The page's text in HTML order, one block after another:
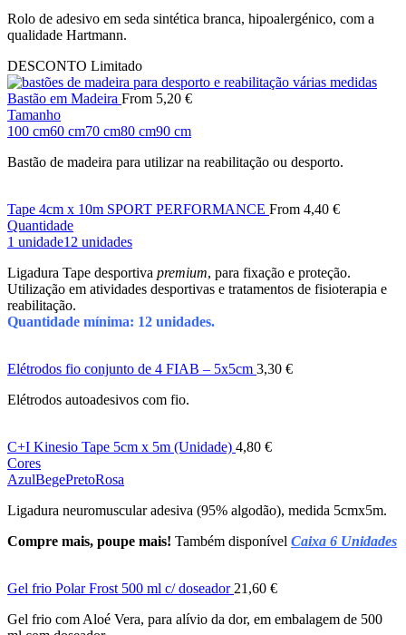
Rolo de adesivo em seda sintética branca, hipoalergénico, com a
qualidade Hartmann.
DESCONTO Limitado
Bastão em Madeira From 5,20 €
Tamanho
100 cm60 cm70 cm80 cm90 cm
Bastão de madeira para utilizar na reabilitação ou desporto.
Tape 4cm x 10m SPORT PERFORMANCE From 4,40 €
Quantidade
1 unidade12 unidades
Ligadura Tape desportiva premium, para fixação e proteção.
Utilização em atividades desportivas e tratamentos de fisioterapia e
reabilitação.
Quantidade mínima: 12 unidades.
Elétrodos fio conjunto de 4 FIAB – 5x5cm 3,30 €
Elétrodos autoadesivos com fio.
C+I Kinesio Tape 5cm x 5m (Unidade) 4,80 €
Cores
AzulBegePretoRosa
Ligadura neuromuscular adesiva (95% algodão), medida 5cmx5m.
Compre mais, poupe mais! Também disponível Caixa 6 Unidades
Gel frio Polar Frost 500 ml c/ doseador 21,60 €
Gel frio com Aloé Vera, para alívio da dor, em embalagem de 500